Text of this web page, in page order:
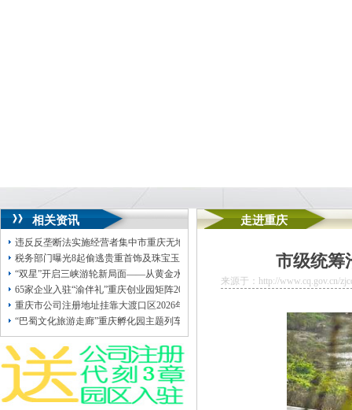
相关资讯
违反反垄断法实施经营者集中市重庆无地址注册公司场监管总局对上海奔汇企业
税务部门曝光8起偷逃贵重首饰及珠宝玉石、虚拟地址注册公司白酒、成品油等
“双星”开启三峡游轮新局面——从黄金水道到高端IP的重庆无地址注册公司跨越
65家企业入驻“渝伴礼”重庆创业园矩阵2026春夏潮品嗨购节启幕
重庆市公司注册地址挂靠大渡口区2026年班班通设备采购
“巴蜀文化旅游走廊”重庆孵化园主题列车开行
走进重庆
市级统筹
来源于：http://www.cq.gov.cn/